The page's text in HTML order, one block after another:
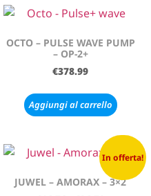
OCTO – PULSE WAVE PUMP
– OP-2+
€378.99
Aggiungi al carrello
In offerta!
JUWEL – AMORAX – 3×2